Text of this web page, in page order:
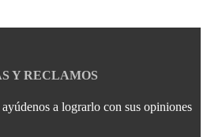
Y RECLAMOS
a lograrlo con sus opiniones